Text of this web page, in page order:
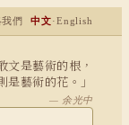
們 中文·English
文是藝術的根，
是藝術的花。」
— 余光中